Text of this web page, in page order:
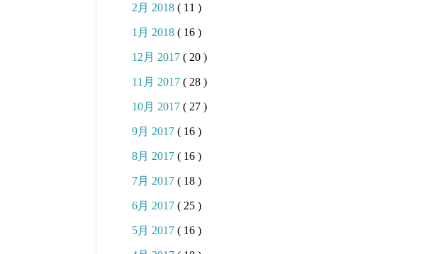
2月 2018 ( 11 )
1月 2018 ( 16 )
12月 2017 ( 20 )
11月 2017 ( 28 )
10月 2017 ( 27 )
9月 2017 ( 16 )
8月 2017 ( 16 )
7月 2017 ( 18 )
6月 2017 ( 25 )
5月 2017 ( 16 )